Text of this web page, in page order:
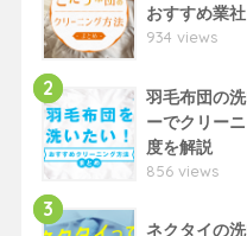
おすすめ業
934 views
2
羽毛布団の
ーでクリー
度を解説
856 views
3
ネクタイの